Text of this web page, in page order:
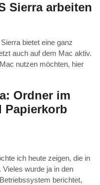
Sierra arbeiten
bietet eine ganz
auch auf dem Mac aktiv.
nutzen möchten, hier
Ordner im
Papierkorb
ich heute zeigen, die in
wurde ja in den
berichtet,